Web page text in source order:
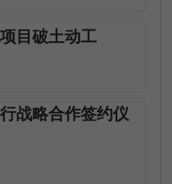
目破土动工
战略合作签约仪